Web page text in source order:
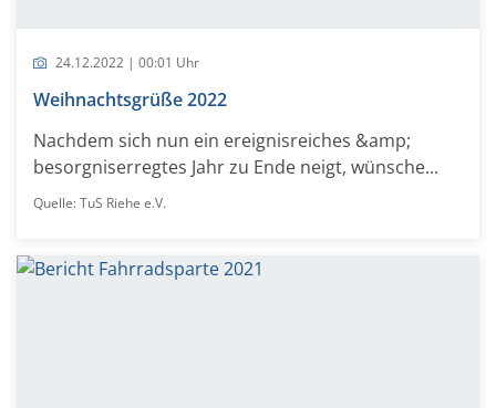
24.12.2022 | 00:01 Uhr
Weihnachtsgrüße 2022
Nachdem sich nun ein ereignisreiches &amp;
besorgniserregtes Jahr zu Ende neigt, wünsche...
Quelle: TuS Riehe e.V.